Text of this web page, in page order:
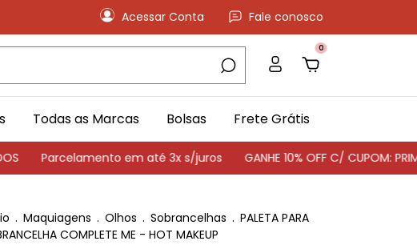
Acessar Conta Fale conosco
0
Todas as Marcas Bolsas Frete Grátis
Parcelamento em até 3x s/juros GANHE 10% OFF C/ CUPOM:
. Maquiagens . Olhos . Sobrancelhas . PALETA PARA
COMPLETE ME - HOT MAKEUP